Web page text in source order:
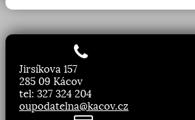
Jirsíkova 157
285 09 Kácov
tel: 327 324 204
oupodatelna@kacov.cz